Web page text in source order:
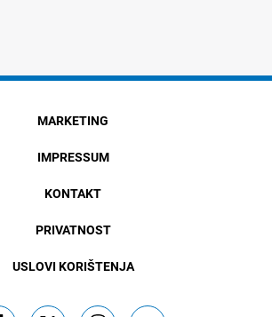
MARKETING
IMPRESSUM
KONTAKT
PRIVATNOST
USLOVI KORIŠTENJA